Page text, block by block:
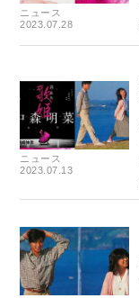
ニュース
2023.07.28
ニュース
2023.07.13